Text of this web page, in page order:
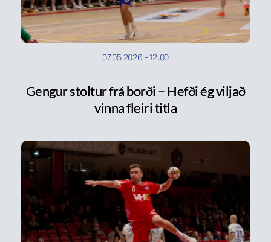
07.05.2026 -12:00
Gengur stoltur frá borði – Hefði ég viljað
vinna fleiri titla